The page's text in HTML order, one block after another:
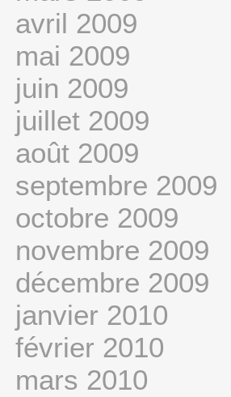
avril 2009
mai 2009
juin 2009
juillet 2009
août 2009
septembre 2009
octobre 2009
novembre 2009
décembre 2009
janvier 2010
février 2010
mars 2010